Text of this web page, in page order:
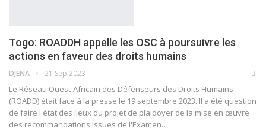
Togo: ROADDH appelle les OSC à poursuivre les
actions en faveur des droits humains
DJENA 21 Sep 2023
Le Réseau Ouest-Africain des Défenseurs des Droits Humains
(ROADD) était face à la presse le 19 septembre 2023. Il a été question
de faire l'état des lieux du projet de plaidoyer de la mise en œuvre
des recommandations issues de l'Examen…